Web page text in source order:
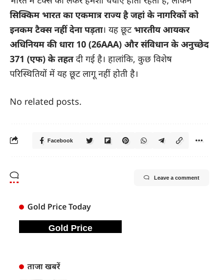
सिक्किम भारत का एकमात्र राज्य है जहां के नागरिकों को
इनकम टैक्स नहीं देना पड़ता। यह छूट भारतीय आयकर
अधिनियम की धारा 10 (26AAA) और संविधान के अनुच्छेद
371 (एफ) के तहतदी गई है। हालांकि, कुछ विशेष
परिस्थितियों में यह छूट लागू नहीं होती है।
No related posts.
Facebook
Leave a comment
Gold Price Today
Gold Price
ताजा खबरें